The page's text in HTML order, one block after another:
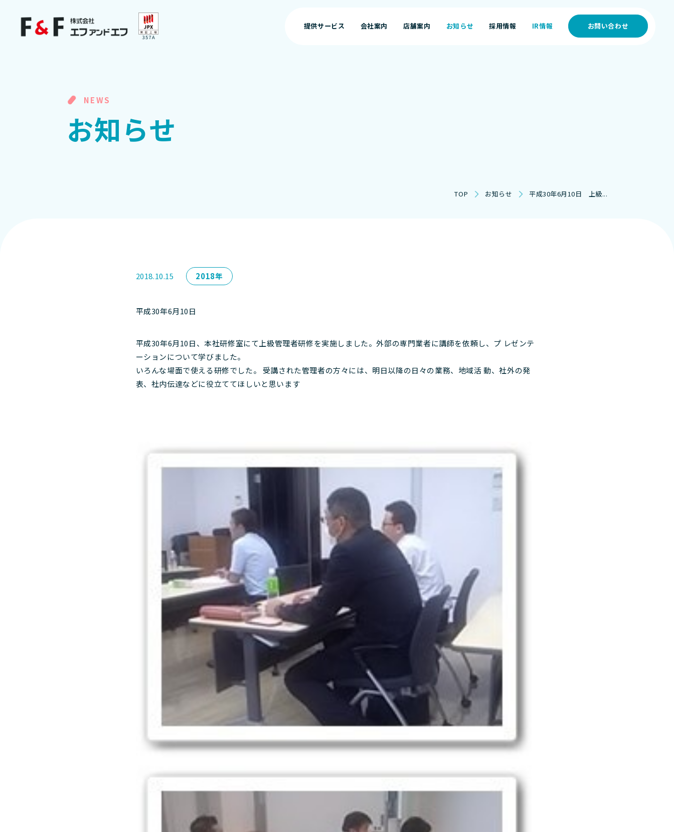
提供サービス
会社案内
店舗案内
お知らせ
採用情報
IR情報
お問い合わせ
NEWS
お知らせ
TOP お知らせ 平成30年6月10日 上級...
2018.10.15 2018年
平成30年6月10日
平成30年6月10日、本社研修室にて上級管理者研修を実施しました。外部の専門業者に講師を依頼し、プ レゼンテ
ーションについて学びました。
いろんな場面で使える研修でした。 受講された管理者の方々には、明日以降の日々の業務、地域活 動、社外の発
表、社内伝達などに役立ててほしいと思います